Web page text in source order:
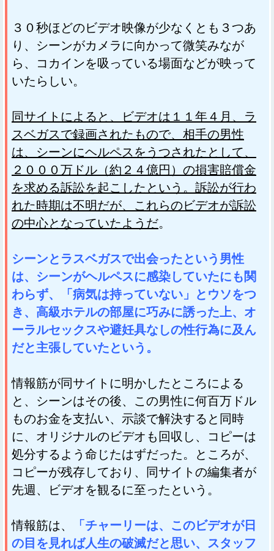
３０秒ほどのビデオ映像が少なくとも３つあ
り、シーンがカメラに向かって微笑みなが
ら、コカインを吸っている場面などが映って
いたらしい。
同サイトによると、ビデオは１１年４月、ラ
スベガスで録画されたもので、相手の男性
は、シーンにヘルペスをうつされたとして、
２０００万ドル（約２４億円）の損害賠償金
を求める訴訟を起こしたという。訴訟が行わ
れた時期は不明だが、これらのビデオが訴訟
の中心となっていたようだ。
シーンとラスベガスで出会ったという男性
は、シーンがヘルペスに感染していたにも関
わらず、「病気は持っていない」とウソをつ
き、高級ホテルの部屋に巧みに誘った上、オ
ーラルセックスや避妊具なしの性行為に及ん
だと主張していたという。
情報筋が同サイトに明かしたところによる
と、シーンはその後、この男性に何百万ドル
ものお金を支払い、示談で解決すると同時
に、オリジナルのビデオも回収し、コピーは
処分するよう命じたはずだった。ところが、
コピーが残存しており、同サイトの編集者が
先週、ビデオを観るに至ったという。
情報筋は、
「チャーリーは、このビデオが日
の目を見れば人生の破滅だと思い、スタッフ